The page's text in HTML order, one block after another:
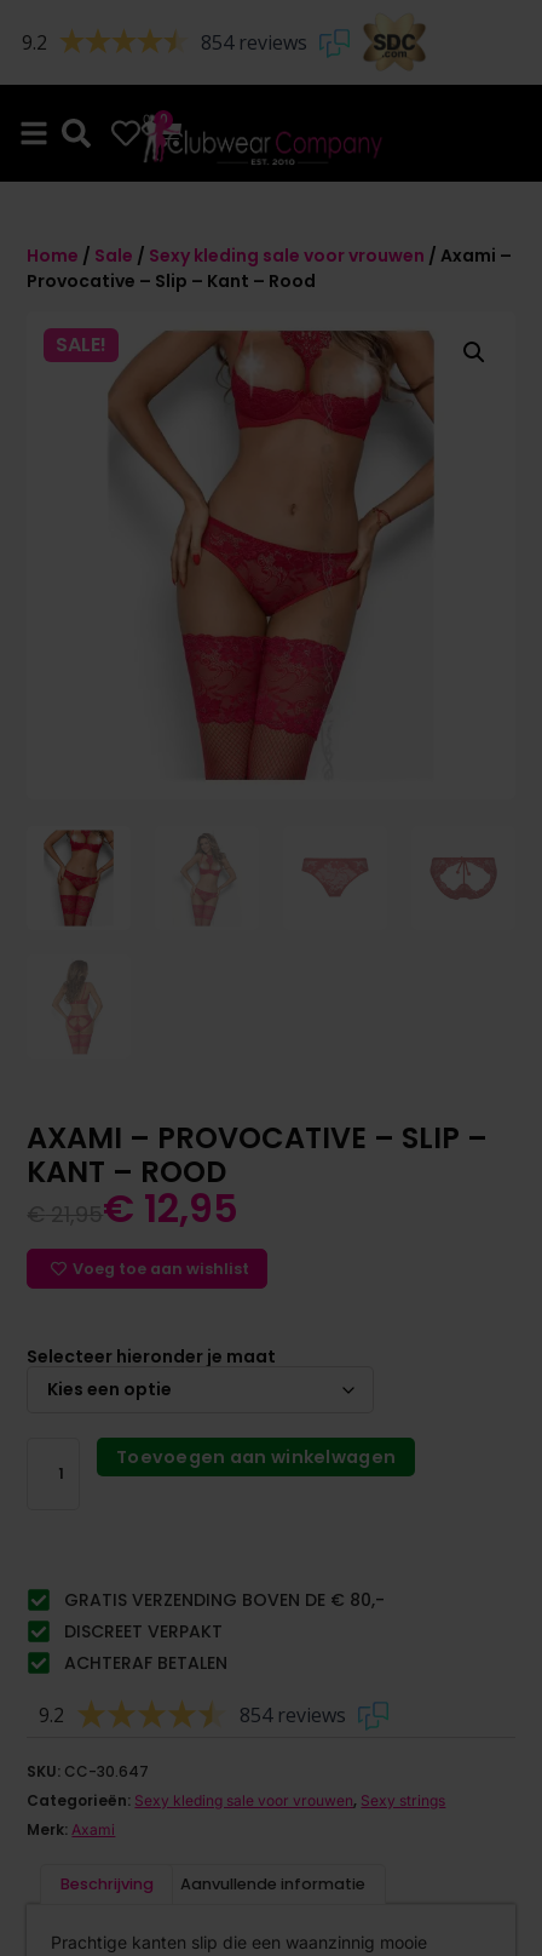
9.2 854 reviews
0 0
Home / Sale / Sexy kleding sale voor vrouwen / Axami –
Provocative – Slip – Kant – Rood
SALE!
AXAMI – PROVOCATIVE – SLIP –
KANT – ROOD
€ 12,95
Voeg toe aan wishlist
Selecteer hieronder je maat
Toevoegen aan winkelwagen
GRATIS VERZENDING BOVEN DE € 80,-
DISCREET VERPAKT
ACHTERAF BETALEN
9.2 854 reviews
SKU: CC-30.647
Categorieën: Sexy kleding sale voor vrouwen, Sexy strings
Merk:Axami
Beschrijving Aanvullende informatie
Prachtige kanten slip die een waanzinnig mooie